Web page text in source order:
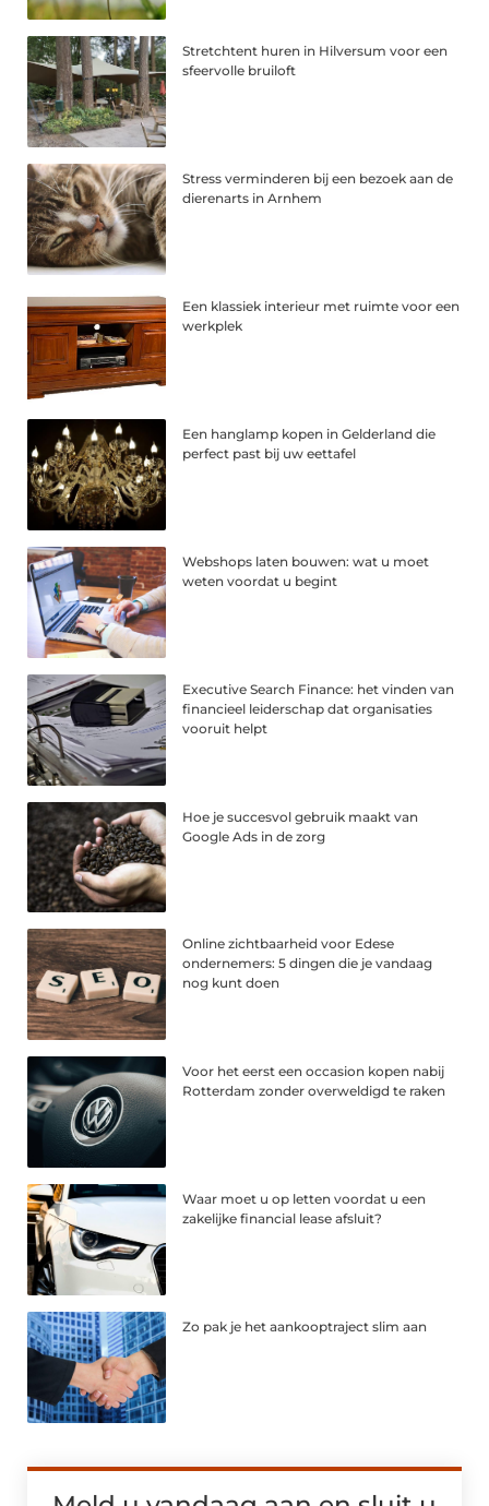
Stretchtent huren in Hilversum voor een
sfeervolle bruiloft
Stress verminderen bij een bezoek aan de
dierenarts in Arnhem
Een klassiek interieur met ruimte voor een
werkplek
Een hanglamp kopen in Gelderland die
perfect past bij uw eettafel
Webshops laten bouwen: wat u moet
weten voordat u begint
Executive Search Finance: het vinden van
financieel leiderschap dat organisaties
vooruit helpt
Hoe je succesvol gebruik maakt van
Google Ads in de zorg
Online zichtbaarheid voor Edese
ondernemers: 5 dingen die je vandaag
nog kunt doen
Voor het eerst een occasion kopen nabij
Rotterdam zonder overweldigd te raken
Waar moet u op letten voordat u een
zakelijke financial lease afsluit?
Zo pak je het aankooptraject slim aan